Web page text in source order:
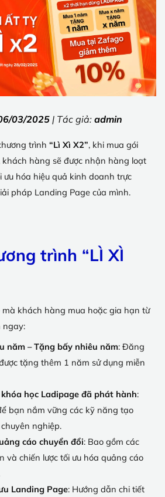
03/2025 | Tác giả: admin
trình “Lì Xì X2”, khi mua gói
hàng sẽ được nhận hàng loạt
ưu hóa hiệu quả kinh doanh trực
pháp Landing Page của mình.
trình “LÌ XÌ
mà khách hàng mua hoặc gia hạn từ
ngay:
năm – Tặng bấy nhiêu năm: Đăng
tặng thêm 1 năm sử dụng miễn
học Ladipage đã phát hành:
bạn nắm vững các kỹ năng tạo
nghiệp.
cáo chuyển đổi: Bao gồm các
và chiến lược tối ưu hóa quảng cáo
Landing Page: Hướng dẫn chi tiết